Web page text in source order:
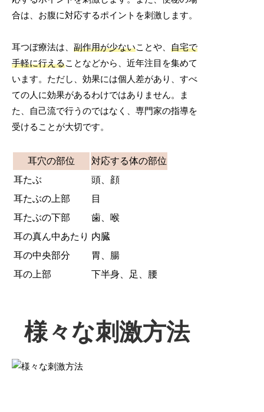
合は、お腹に対応するポイントを刺激します。
耳つぼ療法は、副作用が少ないことや、自宅で
手軽に行えることなどから、近年注目を集めて
います。ただし、効果には個人差があり、すべ
ての人に効果があるわけではありません。ま
た、自己流で行うのではなく、専門家の指導を
受けることが大切です。
耳穴の部位
対応する体の部位
耳たぶ
頭、顔
耳たぶの上部
目
耳たぶの下部
歯、喉
耳の真ん中あたり 内臓
耳の中央部分
胃、腸
耳の上部
下半身、足、腰
様々な刺激方法